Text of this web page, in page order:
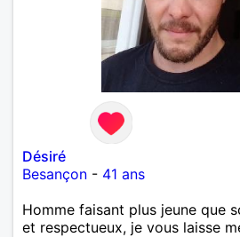
Désiré
Besançon - 41 ans
Homme faisant plus jeune que
et respectueux, je vous laisse